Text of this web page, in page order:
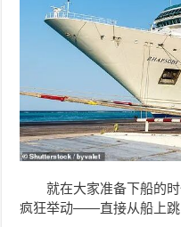
就在大家准备下船的
疯狂举动——直接从船上跳